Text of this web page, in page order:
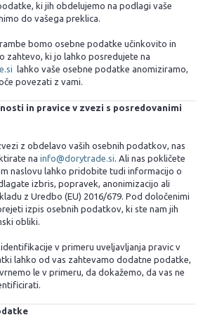
ki jih obdelujemo na podlagi vaše
do vašega preklica.
bomo osebne podatke učinkovito in
zahtevo, ki jo lahko posredujete na
lahko vaše osebne podatke anomiziramo,
povezati z vami.
in pravice v zvezi s posredovanimi
z obdelavo vaših osebnih podatkov, nas
na info@dorytrade.si. Ali nas pokličete
naslovu lahko pridobite tudi informacijo o
izbris, popravek, anonimizacijo ali
z Uredbo (EU) 2016/679. Pod določenimi
izpis osebnih podatkov, ki ste nam jih
obliki.
v primeru uveljavljanja pravic v
lahko od vas zahtevamo dodatne podatke,
le v primeru, da dokažemo, da vas ne